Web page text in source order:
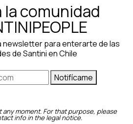
la comunidad
newsletter para enterarte de las
de Santini en Chile
Notifícame
any moment. For that purpose, please
info in the legal notice.